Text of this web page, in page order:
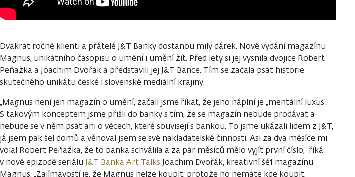
Dvakrát ročně klienti a přátelé J&T Banky dostanou milý dárek. Nové vydání magazínu
Magnus, unikátního časopisu o umění i umění žít. Před lety si jej vysnila dvojice Robert
Peňažka a Joachim Dvořák a představili jej J&T Bance. Tím se začala psát historie
skutečného unikátu české i slovenské mediální krajiny.
„Magnus není jen magazín o umění, začali jsme říkat, že jeho náplní je „mentální luxus“.
S takovým konceptem jsme přišli do banky s tím, že se magazín nebude prodávat a
nebude se v něm psát ani o věcech, které souvisejí s bankou. To jsme ukázali lidem z J&T,
já jsem pak šel domů a věnoval jsem se své nakladatelské činnosti. Asi za dva měsíce mi
volal Robert Peňažka, že to banka schválila a za pár měsíců mělo vyjít první číslo,“ říká
v nové epizodě seriálu J&T Banka Art Talks Joachim Dvořák, kreativní šéf magazínu
Magnus. „Zajímavostí je, že Magnus nelze koupit, protože ho nemáte kde koupit.